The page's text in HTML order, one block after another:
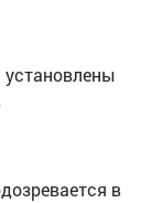
установлены
в